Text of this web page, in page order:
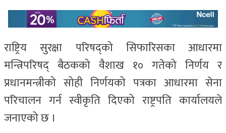
राष्ट्रिय सुरक्षा परिषद्को सिफारिसका आधारमा
मन्त्रिपरिषद् बैठकको वैशाख १० गतेको निर्णय र
प्रधानमन्त्रीको सोही निर्णयको पत्रका आधारमा सेना
परिचालन गर्न स्वीकृति दिएको राष्ट्रपति कार्यालयले
जनाएको छ ।